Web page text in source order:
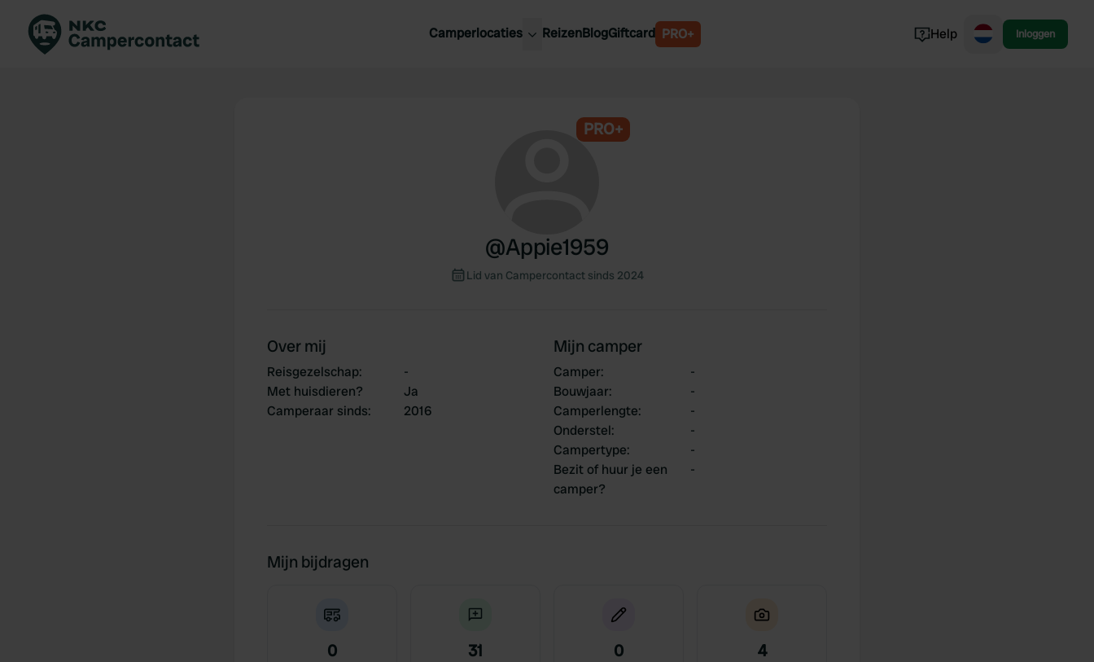
Camperlocaties ReizenBlogGiftcard PRO+ Help Inloggen
PRO+
@Appie1959
Lid van Campercontact sinds 2024
Over mij
Reisgezelschap:
-
Met huisdieren?
Ja
Camperaar sinds: 2016
Mijn camper
Camper:
-
Bouwjaar:
-
Camperlengte:
-
Onderstel:
-
Campertype:
-
Bezit of huur je een
camper?
-
Mijn bijdragen
0 31 0 4